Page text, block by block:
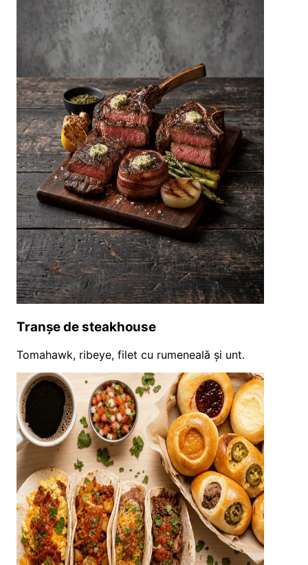
Tranșe de steakhouse
Tomahawk, ribeye, filet cu rumeneală și unt.